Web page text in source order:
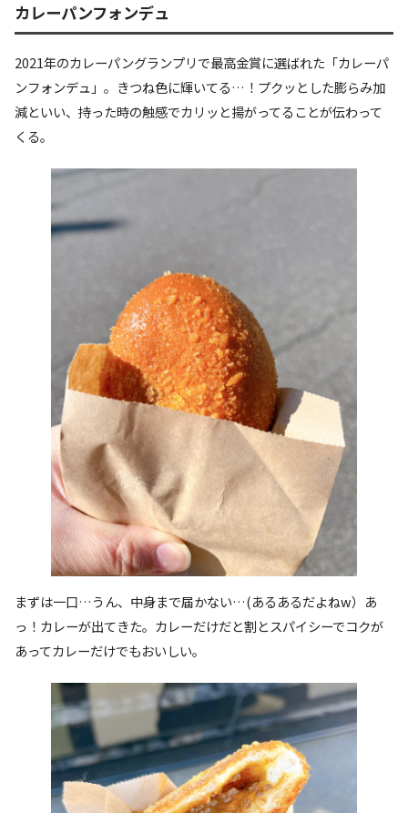
カレーパンフォンデュ
2021年のカレーパングランプリで最高金賞に選ばれた「カレーパ
ンフォンデュ」。きつね色に輝いてる…！プクッとした膨らみ加
減といい、持った時の触感でカリッと揚がってることが伝わって
くる。
まずは一口…うん、中身まで届かない…(あるあるだよねw）あ
っ！カレーが出てきた。カレーだけだと割とスパイシーでコクが
あってカレーだけでもおいしい。